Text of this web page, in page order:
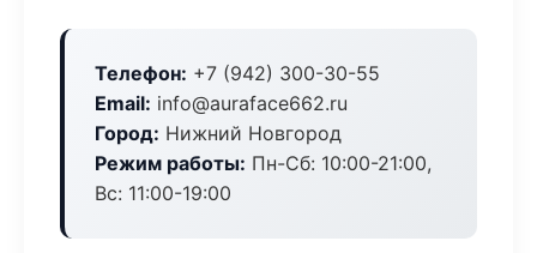
Телефон: +7 (942) 300-30-55
Email: info@auraface662.ru
Город: Нижний Новгород
Режим работы: Пн-Сб: 10:00-21:00,
Вс: 11:00-19:00